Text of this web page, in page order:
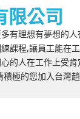
限公司
有理想有夢想的
課程,讓員工能在
的人在工作上受
極的您加入台灣